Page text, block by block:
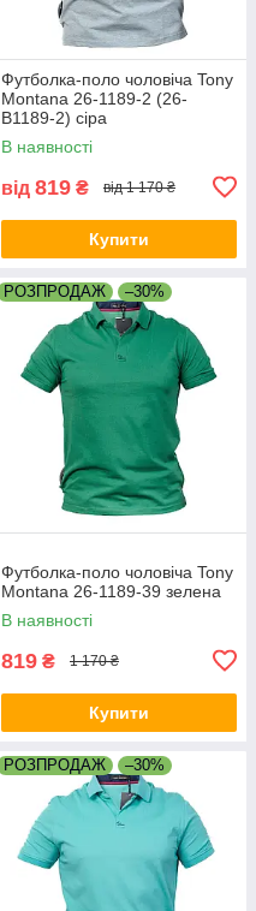
Футболка-поло чоловіча Tony
Montana 26-1189-2 (26-
B1189-2) сіра
В наявності
від 819 ₴ від 1 170 ₴
Купити
РОЗПРОДАЖ –30%
Футболка-поло чоловіча Tony
Montana 26-1189-39 зелена
В наявності
819 ₴ 1 170 ₴
Купити
РОЗПРОДАЖ –30%